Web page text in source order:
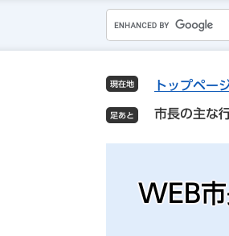
o
g
l
e
現在地 トップペー
市長の主な
WEB